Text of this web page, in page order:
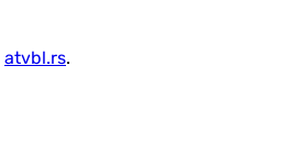
atvbl.rs.